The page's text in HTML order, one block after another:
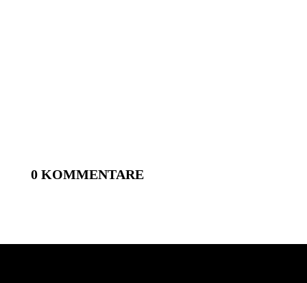
0 KOMMENTARE